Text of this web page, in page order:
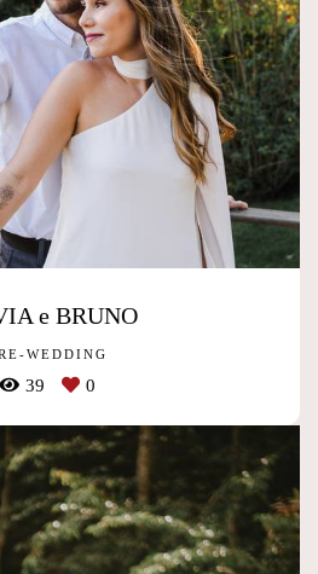
e BRUNO
WEDDING
39 0